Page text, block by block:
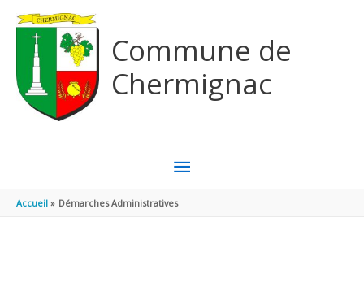
Commune de
Chermignac
MENU
PRINCIPAL
Accueil Démarches Administratives